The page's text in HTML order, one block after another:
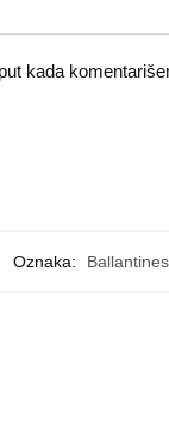
kada
Oznaka: Ballantines